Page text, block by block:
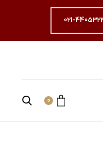
021-
0